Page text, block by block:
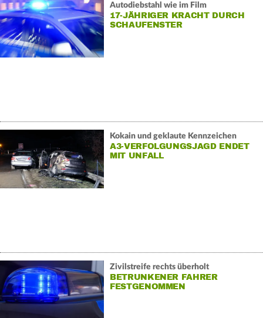
Autodiebstahl wie im Film
17-JÄHRIGER KRACHT DURCH
SCHAUFENSTER
Kokain und geklaute Kennzeichen
A3-VERFOLGUNGSJAGD ENDET
MIT UNFALL
Zivilstreife rechts überholt
BETRUNKENER FAHRER
FESTGENOMMEN